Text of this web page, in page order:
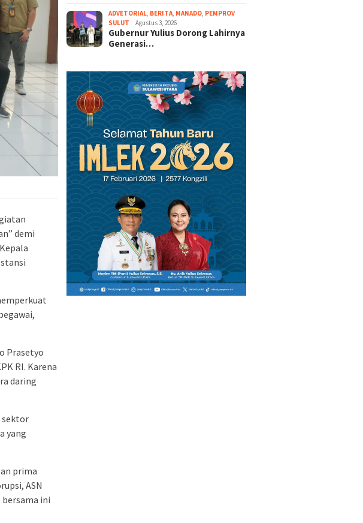
demi
Prasetyo
RI. Karena
daring
sektor
yang
prima
ASN
ini
ADVETORIAL BERITA MANADO PEMPROV
SULUT
Agustus 3, 2026
Gubernur Yulius Dorong Lahirnya
Generasi…